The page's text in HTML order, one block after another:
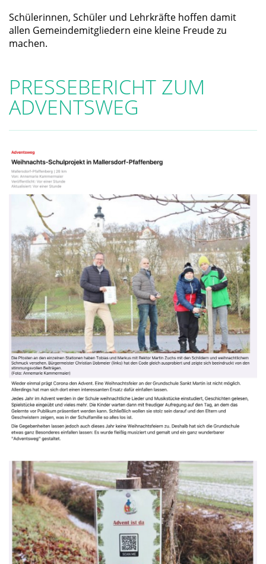
Schülerinnen, Schüler und Lehrkräfte hoffen damit
allen Gemeindemitgliedern eine kleine Freude zu
machen.
PRESSEBERICHT ZUM
ADVENTSWEG